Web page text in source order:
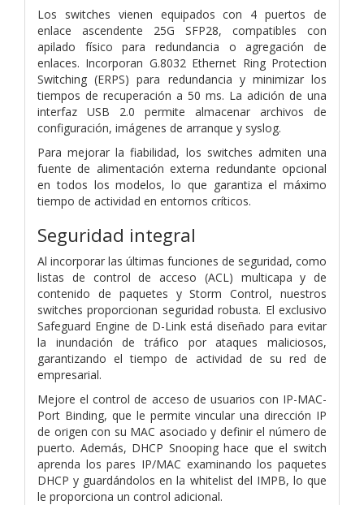
Los switches vienen equipados con 4 puertos de
enlace ascendente 25G SFP28, compatibles con
apilado físico para redundancia o agregación de
enlaces. Incorporan G.8032 Ethernet Ring Protection
Switching (ERPS) para redundancia y minimizar los
tiempos de recuperación a 50 ms. La adición de una
interfaz USB 2.0 permite almacenar archivos de
configuración, imágenes de arranque y syslog.
Para mejorar la fiabilidad, los switches admiten una
fuente de alimentación externa redundante opcional
en todos los modelos, lo que garantiza el máximo
tiempo de actividad en entornos críticos.
Seguridad integral
Al incorporar las últimas funciones de seguridad, como
listas de control de acceso (ACL) multicapa y de
contenido de paquetes y Storm Control, nuestros
switches proporcionan seguridad robusta. El exclusivo
Safeguard Engine de D-Link está diseñado para evitar
la inundación de tráfico por ataques maliciosos,
garantizando el tiempo de actividad de su red de
empresarial.
Mejore el control de acceso de usuarios con IP-MAC-
Port Binding, que le permite vincular una dirección IP
de origen con su MAC asociado y definir el número de
puerto. Además, DHCP Snooping hace que el switch
aprenda los pares IP/MAC examinando los paquetes
DHCP y guardándolos en la whitelist del IMPB, lo que
le proporciona un control adicional.